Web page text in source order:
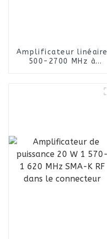
Amplificateur linéaire
500-2700 MHz à